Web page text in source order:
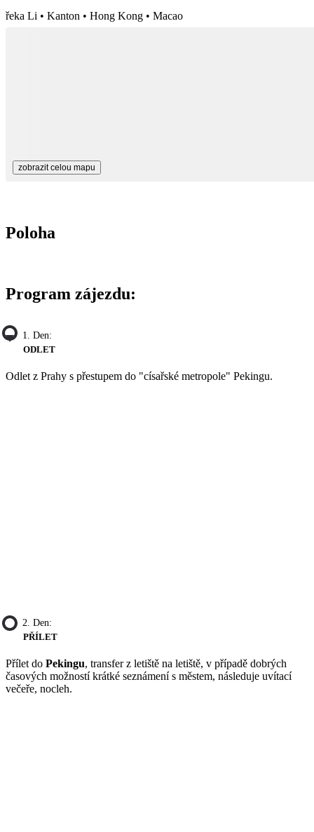
řeka Li • Kanton • Hong Kong • Macao
zobrazit celou mapu
Poloha
Program zájezdu:
1. Den:
ODLET
Odlet z Prahy s přestupem do "císařské metropole" Pekingu.
2. Den:
PŘÍLET
Přílet do Pekingu, transfer z letiště na letiště, v případě dobrých
časových možností krátké seznámení s městem, následuje uvítací
večeře, nocleh.